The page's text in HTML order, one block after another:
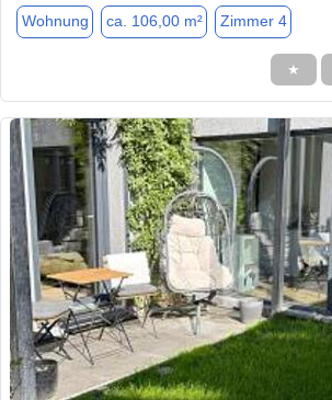
Wohnung ca. 106,00 m² Zimmer 4
★